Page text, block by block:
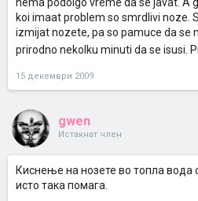
koi imaat problem so smrdlivi noze.
izmijat nozete, pa so pamuce da se
prirodno nekolku minuti da se isusi.
15 декември 2009
gwen
Истакнат член
Киснење на нозете во топла вода
исто така помага.